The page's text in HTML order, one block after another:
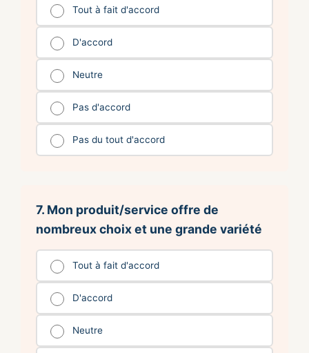
Tout à fait d'accord
D'accord
Neutre
Pas d'accord
Pas du tout d'accord
7. Mon produit/service offre de
nombreux choix et une grande variété
Tout à fait d'accord
D'accord
Neutre